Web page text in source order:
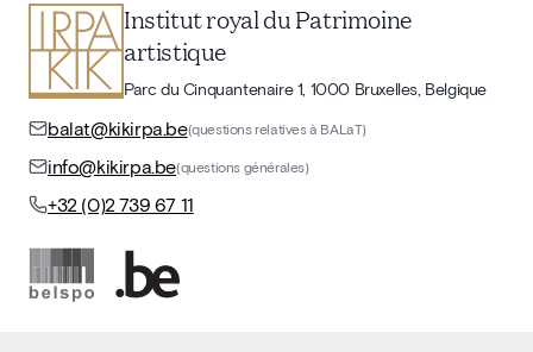
Institut royal du Patrimoine
artistique
Parc du Cinquantenaire 1, 1000 Bruxelles, Belgique
balat@kikirpa.be(questions relatives à BALaT)
info@kikirpa.be(questions générales)
+32 (0)2 739 67 11